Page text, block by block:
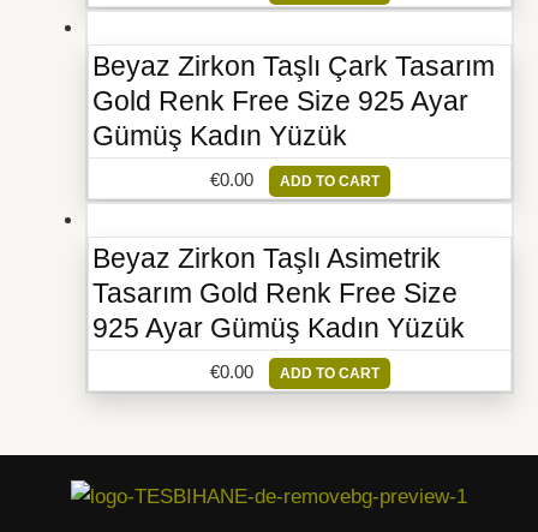
Beyaz Zirkon Taşlı Çark Tasarım
Gold Renk Free Size 925 Ayar
Gümüş Kadın Yüzük
€0.00 ADD TO CART
Beyaz Zirkon Taşlı Asimetrik
Tasarım Gold Renk Free Size
925 Ayar Gümüş Kadın Yüzük
€0.00 ADD TO CART